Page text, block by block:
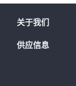
关于我们
供应信息